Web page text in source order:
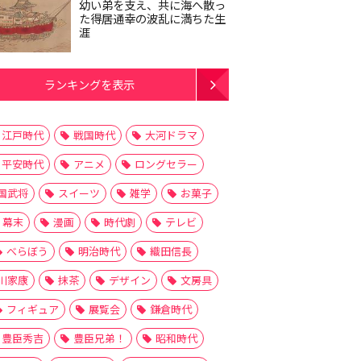
幼い弟を支え、共に海へ散っ
た得居通幸の波乱に満ちた生
涯
ランキングを表示
江戸時代 戦国時代
大河ドラマ
平安時代
アニメ
ロングセラー
武将
スイーツ 雑学
お菓子
幕末
漫画 時代劇
テレビ
べらぼう
明治時代
織田信長
家康
抹茶 デザイン
文房具
フィギュア
展覧会
鎌倉時代
豊臣秀吉
豊臣兄弟！
昭和時代